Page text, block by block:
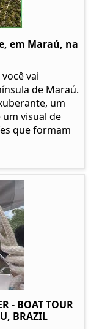
em Maraú, na
vai
de Maraú.
um
visual de
que formam
- BOAT TOUR
BRAZIL